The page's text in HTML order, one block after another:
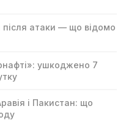
після атаки — що відомо
ушкоджено 7
і Пакистан: що